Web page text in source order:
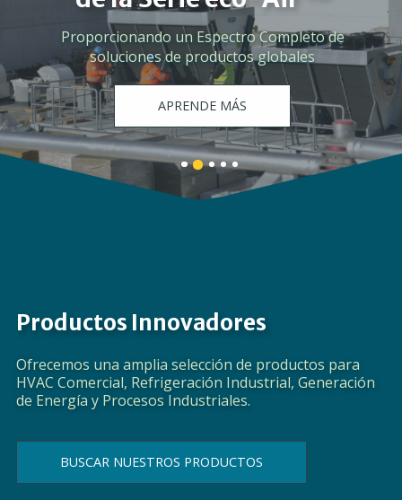
Proporcionando un Espectro Completo de
soluciones de productos globales
APRENDE MÁS
Banner
1
details.
Banner
details.
Banner
3
details.
Banner
4
details.
Banner
5
details.
Productos Innovadores
Ofrecemos una amplia selección de productos para
HVAC Comercial, Refrigeración Industrial, Generación
de Energía y Procesos Industriales.
BUSCAR NUESTROS PRODUCTOS